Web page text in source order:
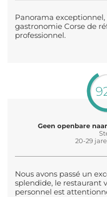
Panorama exceptionnel,
gastronomie Corse de
professionnel.
Geen openbare
20-29
Nous avons passé un
splendide, le restaurant
personnel est